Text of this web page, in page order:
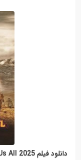
دانلود فیلم Forgive Us All 2025